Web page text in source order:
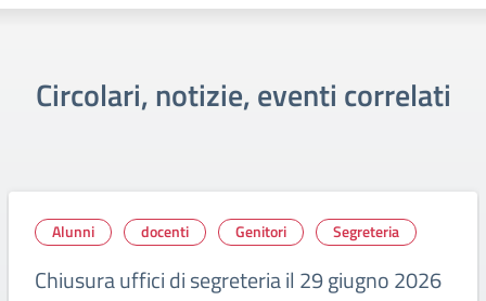
Circolari, notizie, eventi correlati
Alunni docenti Genitori Segreteria
Chiusura uffici di segreteria il 29 giugno 2026